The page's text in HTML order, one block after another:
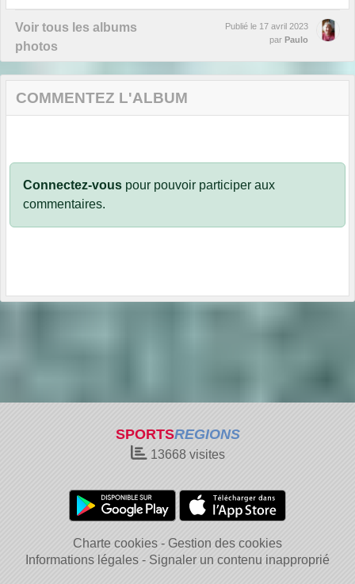
Voir tous les albums
photos
Publié le 17 avril 2023
par Paulo
COMMENTEZ L'ALBUM
Connectez-vous pour pouvoir participer aux
commentaires.
SPORTSREGIONS
13668visites
Charte cookies
Gestion des cookies
Informations légales
Signaler un contenu inapproprié